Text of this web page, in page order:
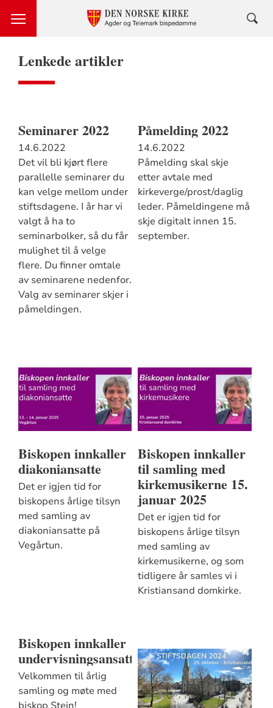
Lenkede artikler
Seminarer 2022
14.6.2022
Det vil bli kjørt flere
parallelle seminarer du
kan velge mellom under
stiftsdagene. I år har vi
valgt å ha to
seminarbolker, så du får
mulighet til å velge
flere. Du finner omtale
av seminarene nedenfor.
Valg av seminarer skjer i
påmeldingen.
Påmelding 2022
14.6.2022
Påmelding skal skje
etter avtale med
kirkeverge/prost/daglig
leder. Påmeldingene må
skje digitalt innen 15.
september.
Biskopen innkaller
diakoniansatte
Det er igjen tid for
biskopens årlige tilsyn
med samling av
diakoniansatte på
Vegårtun.
Biskopen innkaller
til samling med
kirkemusikerne 15.
januar 2025
Det er igjen tid for
biskopens årlige tilsyn
med samling av
kirkemusikerne, og som
tidligere år samles vi i
Kristiansand domkirke.
Biskopen innkaller
undervisningsansatte
Velkommen til årlig
samling og møte med